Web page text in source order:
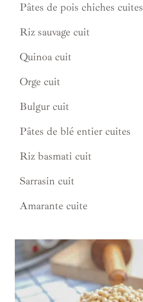
Pâtes de pois chiches cuites
Riz sauvage cuit
Quinoa cuit
Orge cuit
Bulgur cuit
Pâtes de blé entier cuites
Riz basmati cuit
Sarrasin cuit
Amarante cuite